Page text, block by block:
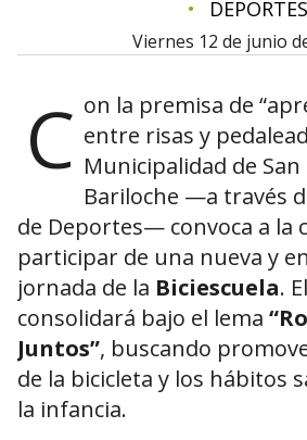
• DEPORTES
viernes 12 de junio
C on la premisa de
entre risas y
Municipalidad de San
Bariloche —a través
de Deportes— convoca a la
participar de una nueva y
jornada de la Biciescuela.
consolidará bajo el lema
Juntos”, buscando
de la bicicleta y los hábitos
la infancia.